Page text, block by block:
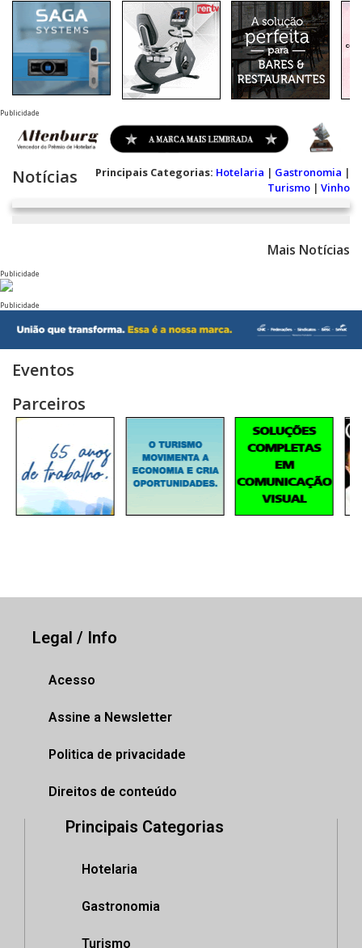
Publicidade
Notícias Principais Categorias: Hotelaria | Gastronomia |
Turismo | Vinho
Mais Notícias
Publicidade
Publicidade
Eventos
Parceiros
Legal / Info
Acesso
Assine a Newsletter
Politica de privacidade
Direitos de conteúdo
Principais Categorias
Hotelaria
Gastronomia
Turismo